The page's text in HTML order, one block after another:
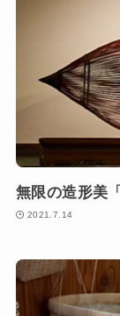
無限の造形美
2021.7.14